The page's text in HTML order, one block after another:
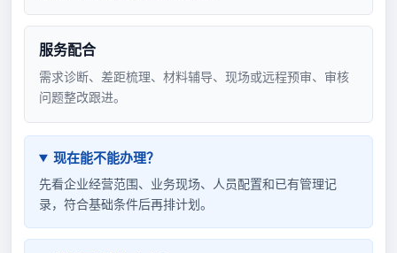
服务配合
需求诊断、差距梳理、材料辅导、现场或远程预审、审核
问题整改跟进。
现在能不能办理？
先看企业经营范围、业务现场、人员配置和已有管理记
录，符合基础条件后再排计划。